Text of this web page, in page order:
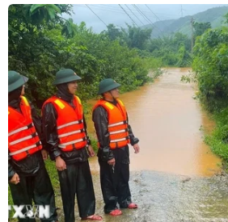
14/07/2026 08:25
Nhà tạo mẫu Hàn Quốc
sinh” di sản truyền thống trên
runway Việt Nam
07/07/2026 04:21
Tuần lễ Áo dài Huế 2026: Nhà
Cao Thu Vân ghi dấu với “Họa